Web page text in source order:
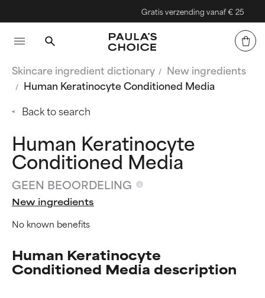
Gratis verzending vanaf € 25
Skincare ingredient dictionary
New ingredients
Human Keratinocyte Conditioned Media
Back to search
Human Keratinocyte
Conditioned Media
GEEN BEOORDELING
New ingredients
No known benefits
Human Keratinocyte
Conditioned Media description